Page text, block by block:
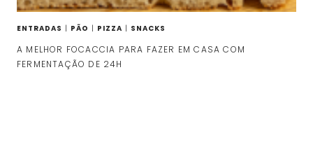
ENTRADAS | PÃO | PIZZA | SNACKS
A MELHOR FOCACCIA PARA FAZER EM CASA COM
FERMENTAÇÃO DE 24H